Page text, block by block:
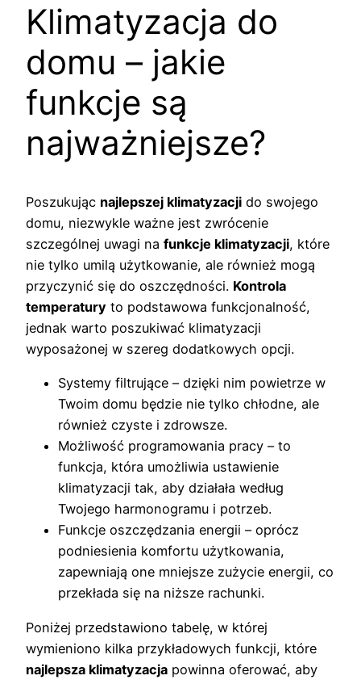
Klimatyzacja do
domu – jakie
funkcje są
najważniejsze?
Poszukując najlepszej klimatyzacji do swojego
domu, niezwykle ważne jest zwrócenie
szczególnej uwagi na funkcje klimatyzacji, które
nie tylko umilą użytkowanie, ale również mogą
przyczynić się do oszczędności. Kontrola
temperatury to podstawowa funkcjonalność,
jednak warto poszukiwać klimatyzacji
wyposażonej w szereg dodatkowych opcji.
Systemy filtrujące – dzięki nim powietrze w
Twoim domu będzie nie tylko chłodne, ale
również czyste i zdrowsze.
Możliwość programowania pracy – to
funkcja, która umożliwia ustawienie
klimatyzacji tak, aby działała według
Twojego harmonogramu i potrzeb.
Funkcje oszczędzania energii – oprócz
podniesienia komfortu użytkowania,
zapewniają one mniejsze zużycie energii, co
przekłada się na niższe rachunki.
Poniżej przedstawiono tabelę, w której
wymieniono kilka przykładowych funkcji, które
najlepsza klimatyzacja powinna oferować, aby